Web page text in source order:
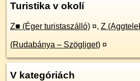
Turistika v okolí
Z■ (Éger turistaszálló) ¤, Z
(Rudabánya – Szögliget) ¤
V kategóriách